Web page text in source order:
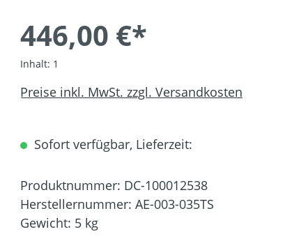
446,00 €*
Inhalt: 1
Preise inkl. MwSt. zzgl. Versandkosten
Sofort verfügbar, Lieferzeit:
Produktnummer: DC-100012538
Herstellernummer: AE-003-035TS
Gewicht: 5 kg